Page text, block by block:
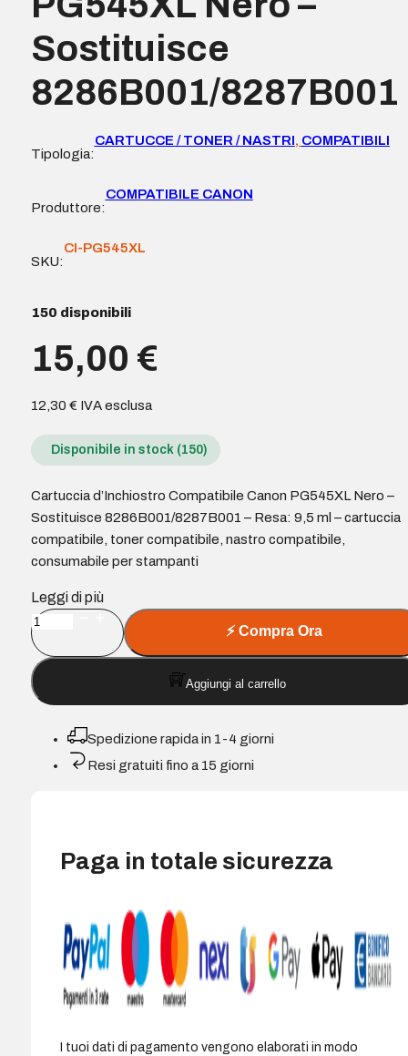
Sostituisce
8286B001/8287B001
Tipologia:
CARTUCCE / TONER / NASTRI, COMPATIBILI
Produttore:
COMPATIBILE CANON
SKU:
CI-PG545XL
150 disponibili
15,00 €
12,30 € IVA esclusa
Disponibile in stock (150)
Cartuccia d’Inchiostro Compatibile Canon PG545XL Nero –
Sostituisce 8286B001/8287B001 – Resa: 9,5 ml – cartuccia
compatibile, toner compatibile, nastro compatibile,
consumabile per stampanti
Leggi di più
Cartuccia
d'Inchiostro
Compatibile
Canon
PG545XL
Sostituisce
⚡Compra Ora
Aggiungi al carrello
Spedizione rapida in 1-4 giorni
Resi gratuiti fino a 15 giorni
Paga in totale sicurezza
I tuoi dati di pagamento vengono elaborati in modo